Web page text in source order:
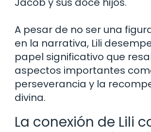
A pesar de no ser una
en la narrativa, Lili
papel significativo que
aspectos importantes
perseverancia y la
divina.
La conexión de Lili